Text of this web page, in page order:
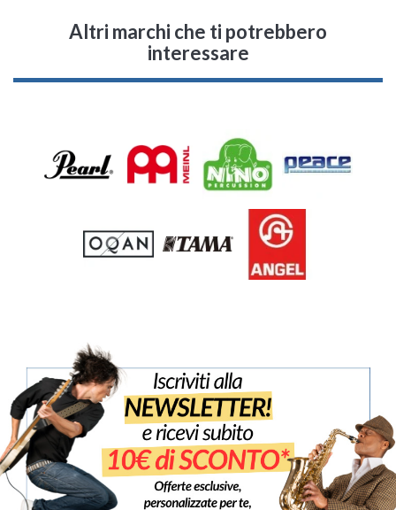
Altri marchi che ti potrebbero
interessare